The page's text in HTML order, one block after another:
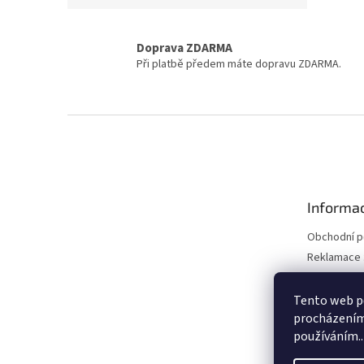
Tento web
Doprava ZDARMA
Při platbě předem máte dopravu ZDARMA.
Obchodní
Kontakty
Moje